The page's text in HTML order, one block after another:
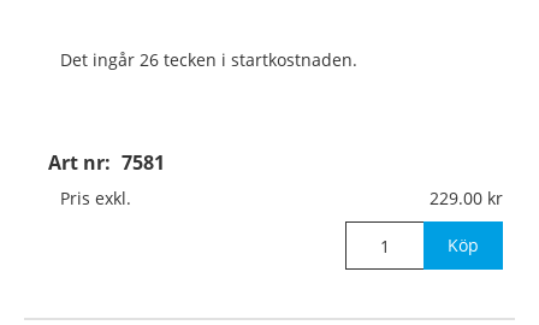
Art nr: 7581
Det ingår 26 tecken i startkostnaden.
Pris exkl. 229.00
Köp